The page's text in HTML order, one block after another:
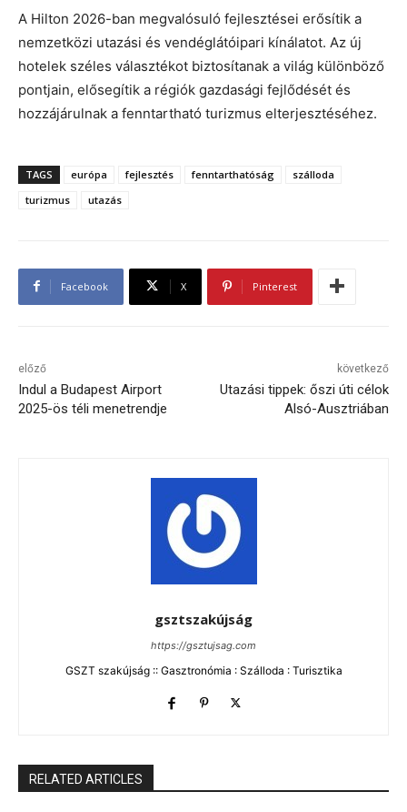
A Hilton 2026-ban megvalósuló fejlesztései erősítik a
nemzetközi utazási és vendéglátóipari kínálatot. Az új
hotelek széles választékot biztosítanak a világ különböző
pontjain, elősegítik a régiók gazdasági fejlődését és
hozzájárulnak a fenntartható turizmus elterjesztéséhez.
TAGS európa fejlesztés fenntarthatóság
szálloda
turizmus
utazás
Facebook X Pinterest
előző
Indul a Budapest Airport
2025-ös téli menetrendje
következő
Utazási tippek: őszi úti célok
Alsó-Ausztriában
gsztszakújság
https://gsztujsag.com
GSZT szakújság :: Gasztronómia : Szálloda : Turisztika
RELATED ARTICLES